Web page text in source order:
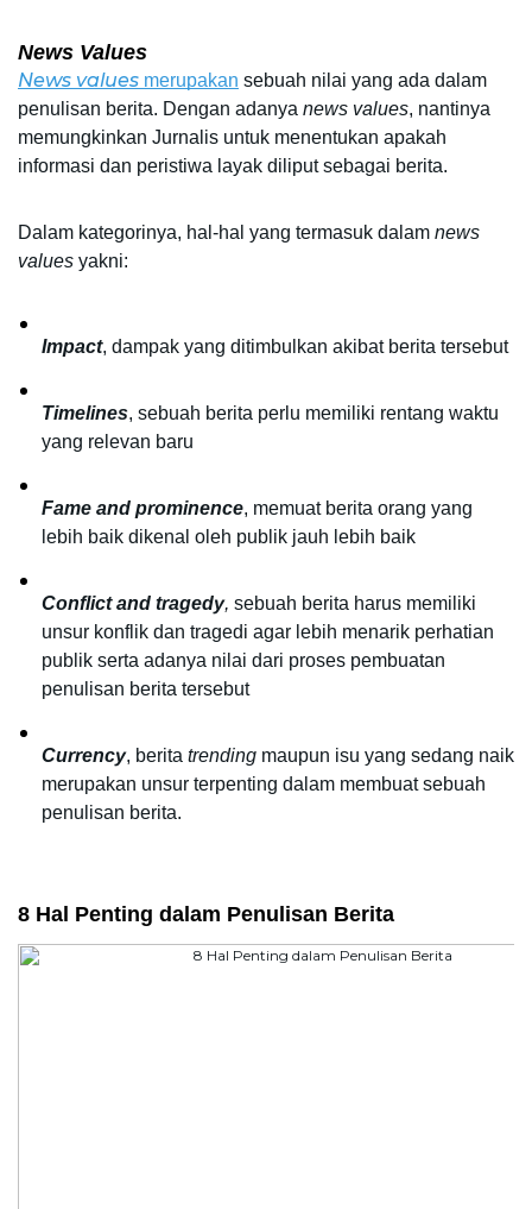
News Values
News values merupakan sebuah nilai yang ada dalam
penulisan berita. Dengan adanya news values, nantinya
memungkinkan Jurnalis untuk menentukan apakah
informasi dan peristiwa layak diliput sebagai berita.
Dalam kategorinya, hal-hal yang termasuk dalam news
values yakni:
Impact, dampak yang ditimbulkan akibat berita tersebut
Timelines, sebuah berita perlu memiliki rentang waktu
yang relevan baru
Fame and prominence, memuat berita orang yang
lebih baik dikenal oleh publik jauh lebih baik
Conflict and tragedy, sebuah berita harus memiliki
unsur konflik dan tragedi agar lebih menarik perhatian
publik serta adanya nilai dari proses pembuatan
penulisan berita tersebut
Currency, berita trending maupun isu yang sedang naik
merupakan unsur terpenting dalam membuat sebuah
penulisan berita.
8 Hal Penting dalam Penulisan Berita